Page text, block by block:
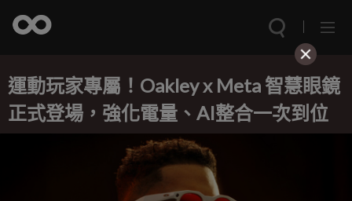
運動玩家專屬！Oakley x Meta 智慧眼鏡
正式登場，強化電量、AI整合一次到位